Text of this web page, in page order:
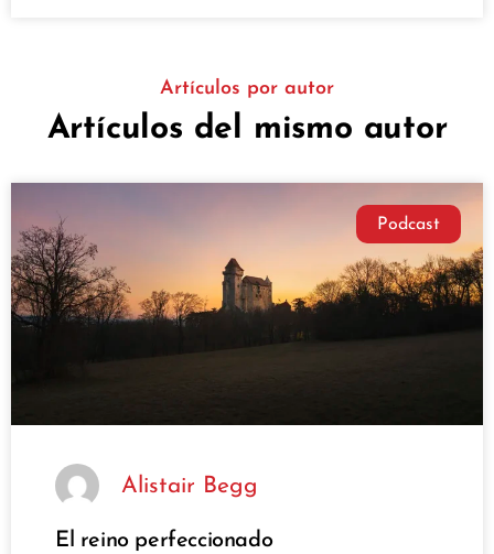
Artículos por autor
Artículos del mismo autor
Podcast
Alistair Begg
El reino perfeccionado